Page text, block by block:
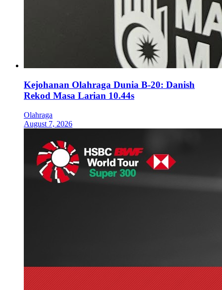
Kejohanan Olahraga Dunia B-20: Danish
Rekod Masa Larian 10.44s
Olahraga
August 7, 2026